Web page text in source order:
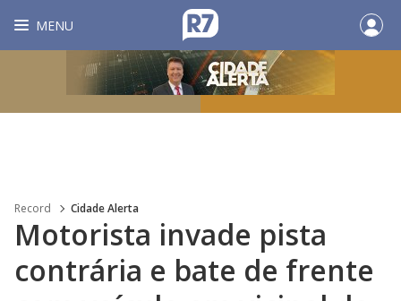
MENU
Record Cidade Alerta
Motorista invade pista
contrária e bate de frente